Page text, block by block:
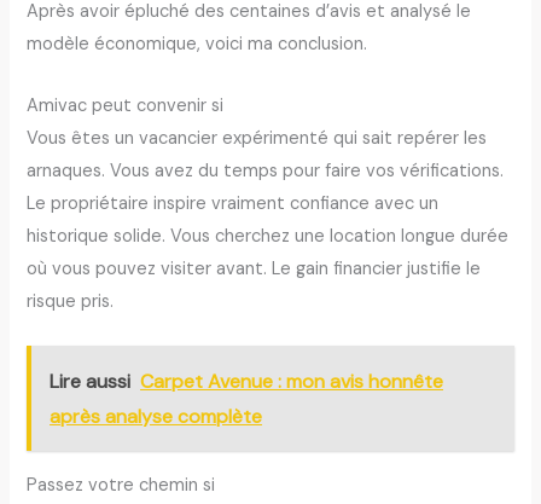
Après avoir épluché des centaines d’avis et analysé le
modèle économique, voici ma conclusion.
Amivac peut convenir si
Vous êtes un vacancier expérimenté qui sait repérer les
arnaques. Vous avez du temps pour faire vos vérifications.
Le propriétaire inspire vraiment confiance avec un
historique solide. Vous cherchez une location longue durée
où vous pouvez visiter avant. Le gain financier justifie le
risque pris.
Lire aussi Carpet Avenue : mon avis honnête
après analyse complète
Passez votre chemin si